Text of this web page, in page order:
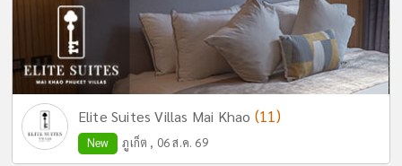
Elite Suites Villas Mai Khao (11)
New ภูเก็ต , 06 ส.ค. 69